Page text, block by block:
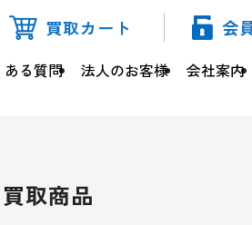
買取カート 会
ある質問 法人のお客様 会社案内
買取商品